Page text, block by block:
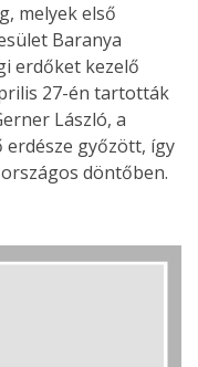
melyek első
Baranya
erdőket kezelő
27-én tartották
László, a
erdésze győzött, így
döntőben.